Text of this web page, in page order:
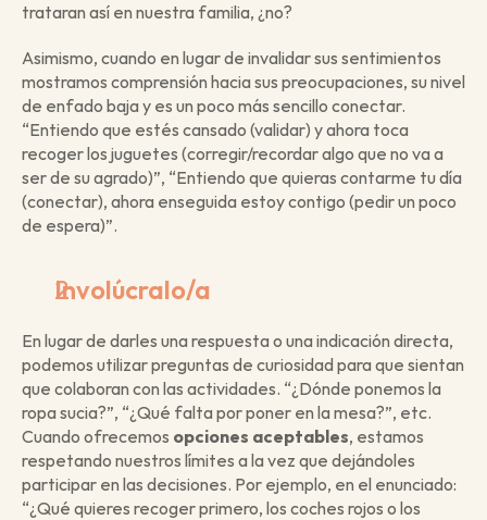
trataran así en nuestra familia, ¿no?
Asimismo, cuando en lugar de invalidar sus sentimientos
mostramos comprensión hacia sus preocupaciones, su nivel
de enfado baja y es un poco más sencillo conectar.
“Entiendo que estés cansado (validar) y ahora toca
recoger los juguetes (corregir/recordar algo que no va a
ser de su agrado)”, “Entiendo que quieras contarme tu día
(conectar), ahora enseguida estoy contigo (pedir un poco
de espera)”.
Involúcralo/a
En lugar de darles una respuesta o una indicación directa,
podemos utilizar preguntas de curiosidad para que sientan
que colaboran con las actividades. “¿Dónde ponemos la
ropa sucia?”, “¿Qué falta por poner en la mesa?”, etc.
Cuando ofrecemos opciones aceptables, estamos
respetando nuestros límites a la vez que dejándoles
participar en las decisiones. Por ejemplo, en el enunciado:
“¿Qué quieres recoger primero, los coches rojos o los